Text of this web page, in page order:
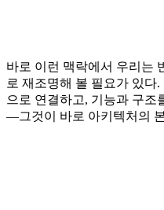
바로 이런 맥락에서 우리는
로 재조명해 볼 필요가 있다
으로 연결하고, 기능과 구조
—그것이 바로 아키텍처의